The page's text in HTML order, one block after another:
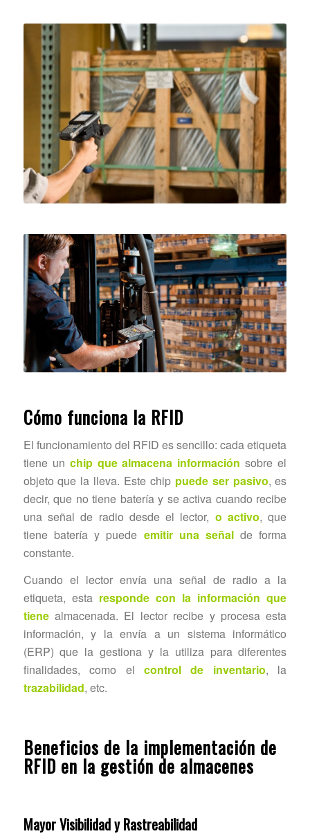
Cómo funciona la RFID
El funcionamiento del RFID es sencillo: cada etiqueta
tiene un chip que almacena información sobre el
objeto que la lleva. Este chip puede ser pasivo, es
decir, que no tiene batería y se activa cuando recibe
una señal de radio desde el lector, o activo, que
tiene batería y puede emitir una señalde forma
constante.
Cuando el lector envía una señal de radio a la
etiqueta, esta responde con la información que
tienealmacenada. El lector recibe y procesa esta
información, y la envía a un sistema informático
(ERP) que la gestiona y la utiliza para diferentes
finalidades, como el control de inventario, la
trazabilidad, etc.
Beneficios de la implementación de
RFID en la gestión de almacenes
Mayor Visibilidad y Rastreabilidad